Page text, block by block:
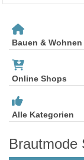
Bauen & Wohnen
Online Shops
Alle Kategorien
Brautmode